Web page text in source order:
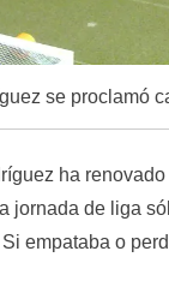
se proclamó
ha
de liga
empataba o